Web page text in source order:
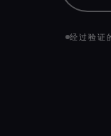
经过验证